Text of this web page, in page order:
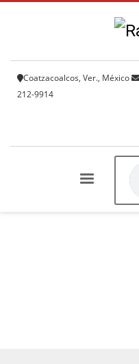
Coatzacoalcos, Ver., México
212-9914